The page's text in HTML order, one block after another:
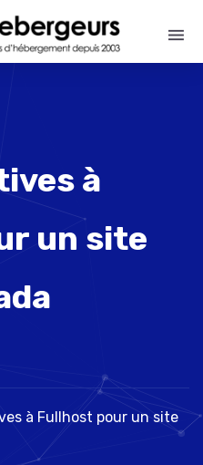
à
un site
à Fullhost pour un site